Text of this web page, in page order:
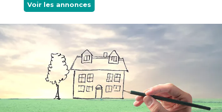
Voir les annonces